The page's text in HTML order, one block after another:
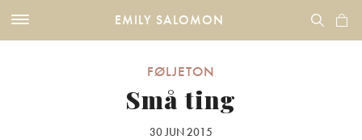
EMILY SALOMON
FØLJETON
Små ting
30 JUN 2015